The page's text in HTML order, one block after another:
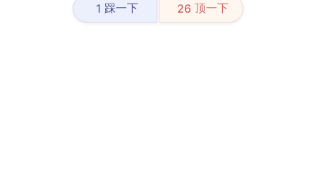
1 踩一下 26 顶一下